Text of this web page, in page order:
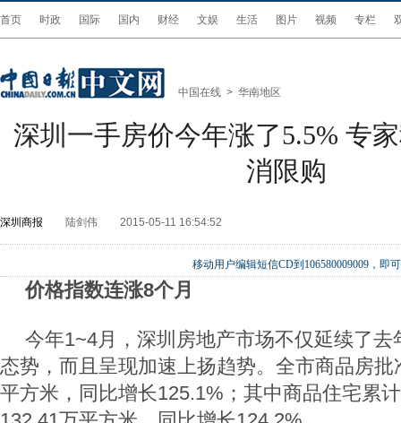
首页 时政 国际 国内 财经 文娱 生活 图片 视频 专栏
中国在线 > 华南地区
深圳一手房价今年涨了5.5% 专
消限购
深圳商报 陆剑伟 2015-05-11 16:54:52
移动用户编辑短信CD到106580009009，即
价格指数连涨8个月
今年1~4月，深圳房地产市场不仅延续了
态势，而且呈现加速上扬趋势。全市商品房
平方米，同比增长125.1%；其中商品住宅累